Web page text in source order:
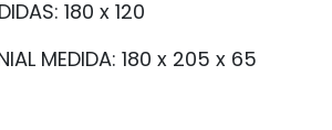
180 x 120
MEDIDA: 180 x 205 x 65